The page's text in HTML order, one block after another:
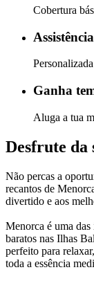
Cobertura
Ganha
Aluga a tua
Desfrute da
Não percas a
recantos de
divertido e aos
Menorca é uma
baratos nas Ilhas
perfeito para
toda a essência